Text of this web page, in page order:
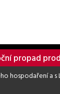
propad
hospodaření a